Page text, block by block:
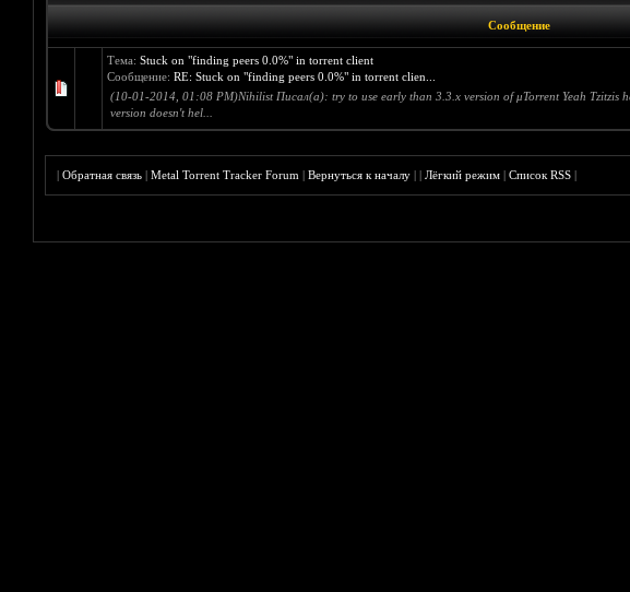
Сообщение
Тема: Stuck on "finding peers 0.0%" in torrent client
Сообщение: RE: Stuck on "finding peers 0.0%" in torrent clien...
(10-01-2014, 01:08 PM)Nihilist Писал(а): try to use early than 3.3.x version of μTorrent Yeah Tzitzis
version doesn't hel...
|Обратная связь |Metal Torrent Tracker Forum |Вернуться к началу ||Лёгкий режим |Список RSS |